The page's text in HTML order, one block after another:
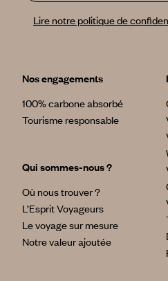
Lire notre politique de
Nos engagements
100% carbone absorbé
Tourisme responsable
Qui sommes-nous ?
Où nous trouver ?
L’Esprit Voyageurs
Le voyage sur mesure
Notre valeur ajoutée